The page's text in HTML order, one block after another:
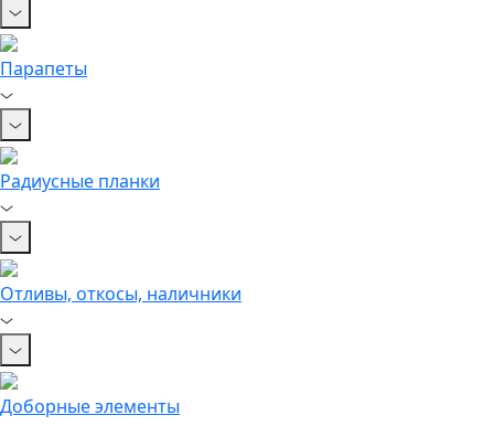
Парапеты
Радиусные планки
Отливы, откосы, наличники
Доборные элементы